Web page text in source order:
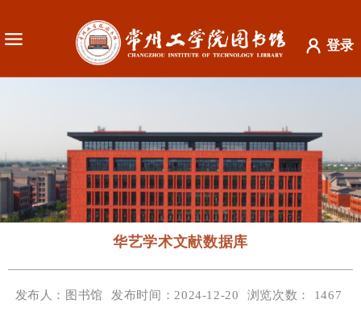
登录
华艺学术文献数据库
发布人：图书馆 发布时间：2024-12-20 浏览次数： 1467